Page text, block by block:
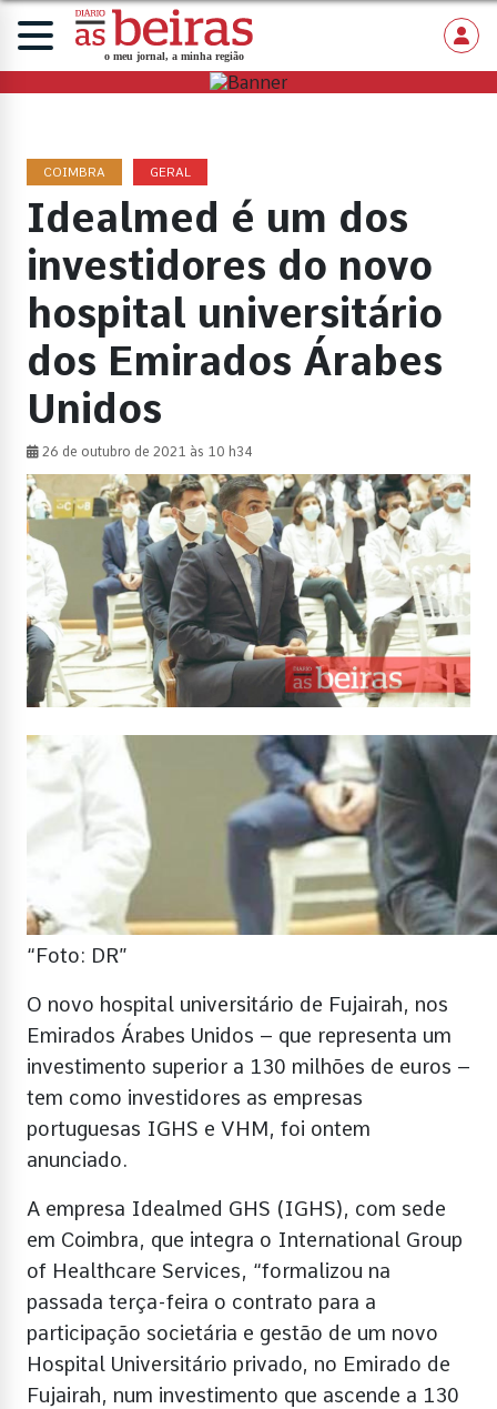
COIMBRA GERAL
Idealmed é um dos
investidores do novo
hospital universitário
dos Emirados Árabes
Unidos
26 de outubro de 2021 às 10 h34
“Foto: DR”
O novo hospital universitário de Fujairah, nos
Emirados Árabes Unidos – que representa um
investimento superior a 130 milhões de euros –
tem como investidores as empresas
portuguesas IGHS e VHM, foi ontem
anunciado.
A empresa Idealmed GHS (IGHS), com sede
em Coimbra, que integra o International Group
of Healthcare Services, “formalizou na
passada terça-feira o contrato para a
participação societária e gestão de um novo
Hospital Universitário privado, no Emirado de
Fujairah, num investimento que ascende a 130